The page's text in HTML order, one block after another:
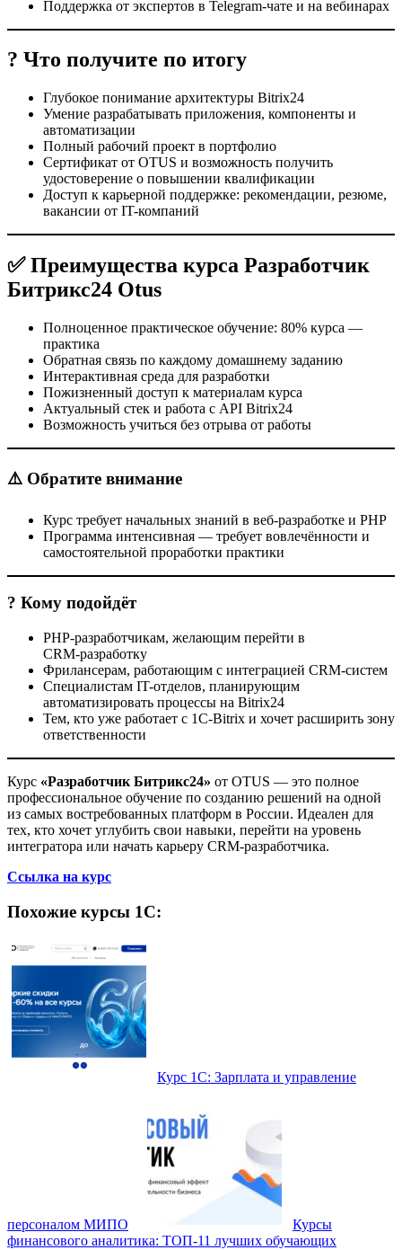
Поддержка от экспертов в Telegram-чате и на вебинарах
? Что получите по итогу
Глубокое понимание архитектуры Bitrix24
Умение разрабатывать приложения, компоненты и
автоматизации
Полный рабочий проект в портфолио
Сертификат от OTUS и возможность получить
удостоверение о повышении квалификации
Доступ к карьерной поддержке: рекомендации, резюме,
вакансии от IT-компаний
✅ Преимущества курса Разработчик
Битрикс24 Otus
Полноценное практическое обучение: 80% курса —
практика
Обратная связь по каждому домашнему заданию
Интерактивная среда для разработки
Пожизненный доступ к материалам курса
Актуальный стек и работа с API Bitrix24
Возможность учиться без отрыва от работы
⚠️ Обратите внимание
Курс требует начальных знаний в веб-разработке и PHP
Программа интенсивная — требует вовлечённости и
самостоятельной проработки практики
? Кому подойдёт
PHP-разработчикам, желающим перейти в
CRM‑разработку
Фрилансерам, работающим с интеграцией CRM-систем
Специалистам IT-отделов, планирующим
автоматизировать процессы на Bitrix24
Тем, кто уже работает с 1С‑Bitrix и хочет расширить зону
ответственности
Курс «Разработчик Битрикс24» от OTUS — это полное
профессиональное обучение по созданию решений на одной
из самых востребованных платформ в России. Идеален для
тех, кто хочет углубить свои навыки, перейти на уровень
интегратора или начать карьеру CRM-разработчика.
Ссылка на курс
Похожие курсы 1С:
Курс 1С: Зарплата и управление
персоналом МИПО
Курсы
финансового аналитика: ТОП‑11 лучших обучающих